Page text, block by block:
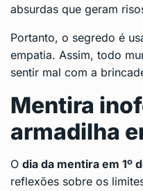
absurdas que geram
Portanto, o segredo é
empatia. Assim, todo
sentir mal com a
Mentira
armadilha
O dia da mentira em 1º
reflexões sobre os